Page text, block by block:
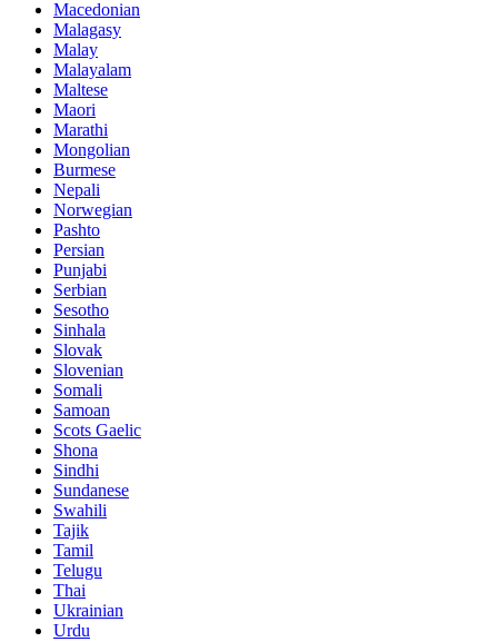
Macedonian
Malagasy
Malay
Malayalam
Maltese
Maori
Marathi
Mongolian
Burmese
Nepali
Norwegian
Pashto
Persian
Punjabi
Serbian
Sesotho
Sinhala
Slovak
Slovenian
Somali
Samoan
Scots Gaelic
Shona
Sindhi
Sundanese
Swahili
Tajik
Tamil
Telugu
Thai
Ukrainian
Urdu